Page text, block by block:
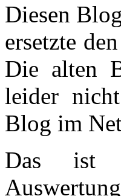
Diesen
ersetzte
Die alten
leider
Blog im
Das ist